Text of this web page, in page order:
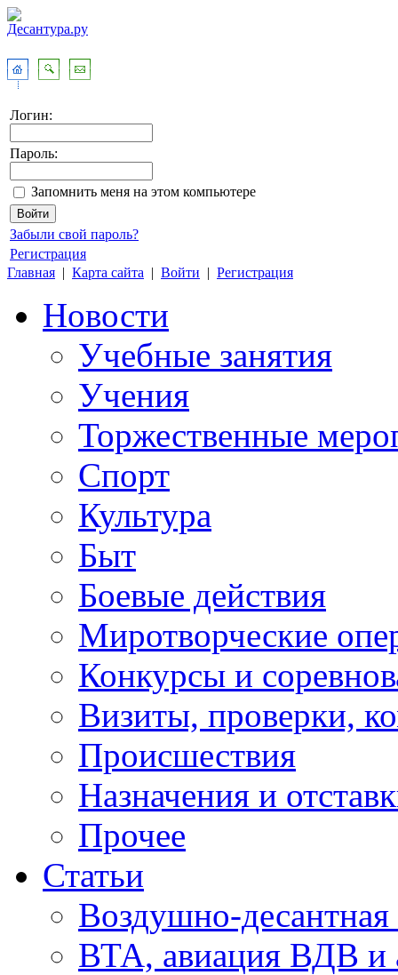
Логин:
Пароль:
Запомнить меня на этом компьютере
Забыли свой пароль?
Регистрация
Главная | Карта сайта | Войти | Регистрация
Новости
Учебные занятия
Учения
Торжественные
Спорт
Культура
Быт
Боевые действия
Миротворческие
Конкурсы и
Визиты, проверки,
Происшествия
Назначения и
Прочее
Статьи
Воздушно-десантная
ВТА, авиация ВДВ и